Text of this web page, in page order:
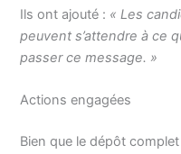
Ils ont ajouté : « Les
peuvent s’attendre à ce
passer ce message. »
Actions engagées
Bien que le dépôt